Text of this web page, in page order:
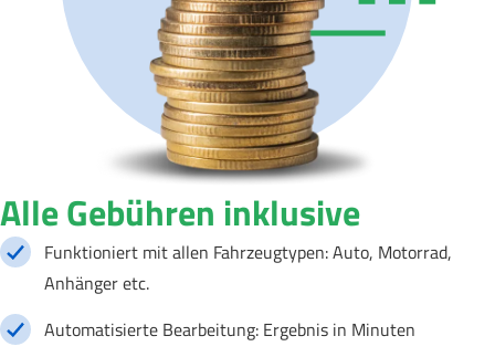
Alle Gebühren inklusive
Funktioniert mit allen Fahrzeugtypen: Auto, Motorrad,
Anhänger etc.
Automatisierte Bearbeitung: Ergebnis in Minuten